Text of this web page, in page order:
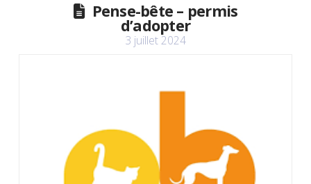
Pense-bête – permis
d’adopter
3 juillet 2024